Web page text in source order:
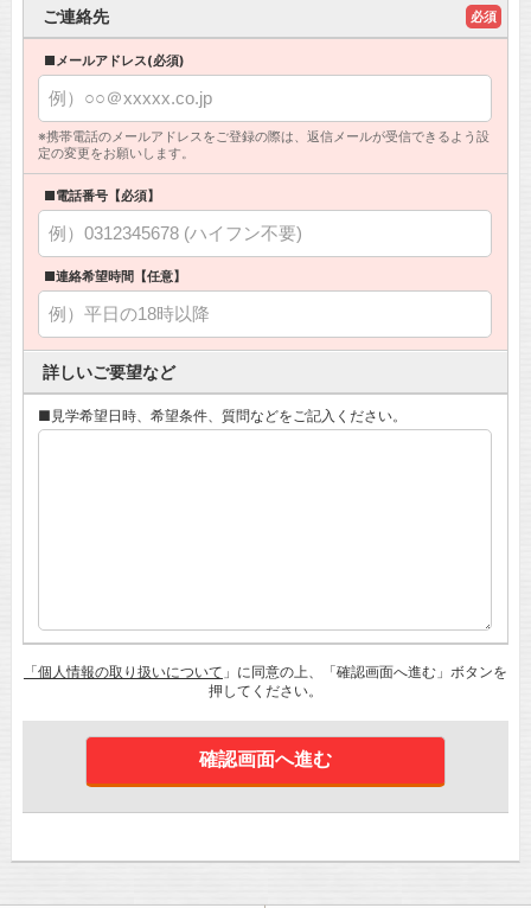
ご連絡先 必須
■メールアドレス(必須)
※携帯電話のメールアドレスをご登録の際は、返信メールが受信できるよう設
定の変更をお願いします。
■電話番号【必須】
■連絡希望時間【任意】
詳しいご要望など
■見学希望日時、希望条件、質問などをご記入ください。
「個人情報の取り扱いについて 」に同意の上、「確認画面へ進む」ボタンを
押してください。